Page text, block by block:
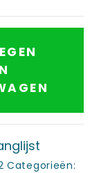
Categorieën: